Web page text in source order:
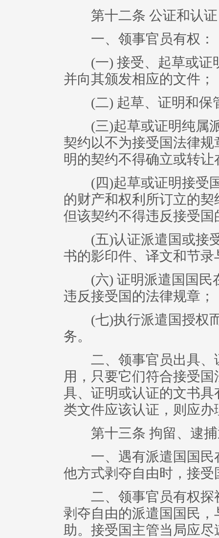
第十二条 公证和认证
一、领事官员有权：
(一) 接受、起草或证
并向其颁发相应的文件；
(二) 起草、证明和保
(三)起草或证明纯属派
契约以不为接受国法律
明的契约不得确立或转
(四)起草或证明接受国
的财产和权利所订立的
但该契约不得违反接受国
(五)认证派遣国或接受
书的影印件、译文和节录
(六) 证明派遣国国民
违反接受国的法律规章；
(七)执行派遣国授权而
务。
二、领事官员出具、
用，只要它们符合接受
具、证明或认证的文书
类文件应该认证，则应办
第十三条 拘留、逮捕
一、遇有派遣国国民
他方式剥夺自由时，接
二、领事官员有权探
剥夺自由的派遣国国民
助。接受国主管当局应